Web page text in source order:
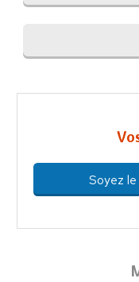
Soyez le